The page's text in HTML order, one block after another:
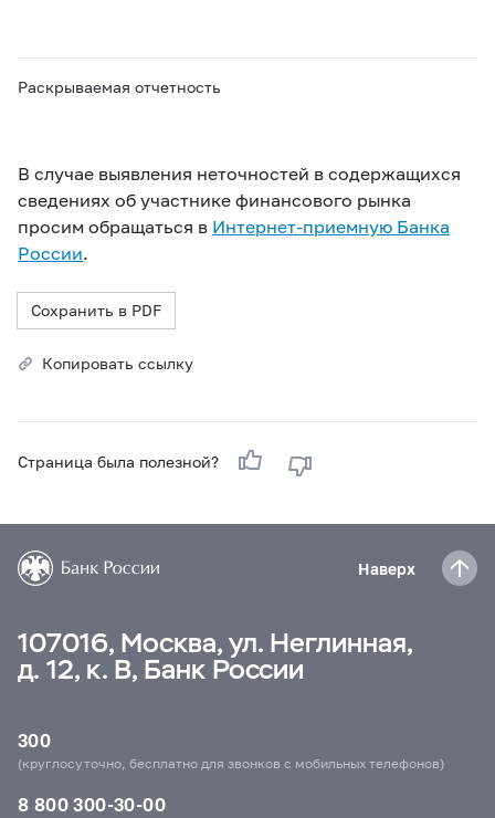
Раскрываемая отчетность
В случае выявления неточностей в содержащихся
сведениях об участнике финансового рынка
просим обращаться в Интернет-приемную Банка
России.
Сохранить в PDF
Копировать ссылку
Страница была полезной?
Наверх
107016, Москва, ул. Неглинная,
д. 12, к. В, Банк России
300
(круглосуточно, бесплатно для звонков с мобильных телефонов)
8 800 300-30-00